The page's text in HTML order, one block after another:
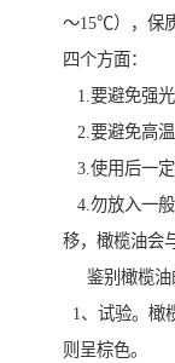
～15℃），保
四个方面：
1.要避免强光
2.要避免高温
3.使用后一定
4.勿放入一
移，橄榄油会
鉴别橄榄油
1、试验。橄
则呈棕色。